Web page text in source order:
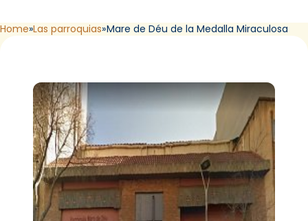
Home Las parroquias Mare de Déu de la Medalla Miraculosa